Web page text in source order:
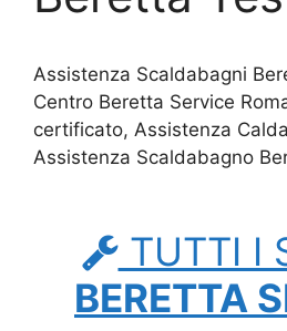
Assistenza Scaldabagni
Centro Beretta Service
certificato, Assistenza
Assistenza Scaldabagno
TUTTI I
BERETTA